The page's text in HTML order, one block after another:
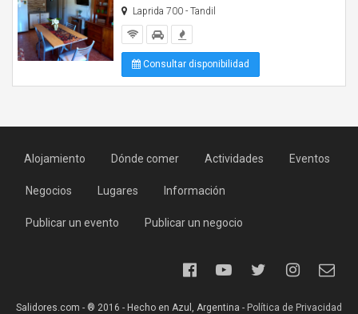
Laprida 700 - Tandil
Consultar disponibilidad
Alojamiento Dónde comer Actividades Eventos
Negocios Lugares Información
Publicar un evento Publicar un negocio
Salidores.com - ® 2016 - Hecho en Azul, Argentina - Política de Privacidad